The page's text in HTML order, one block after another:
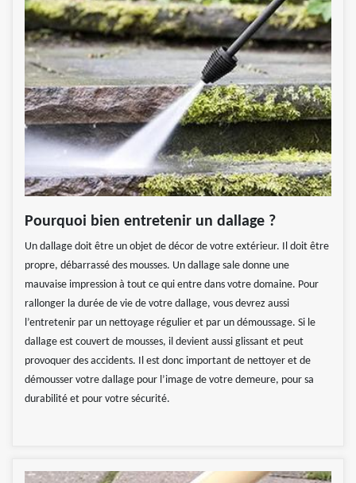
Pourquoi bien entretenir un dallage ?
Un dallage doit être un objet de décor de votre extérieur. Il doit être
propre, débarrassé des mousses. Un dallage sale donne une
mauvaise impression à tout ce qui entre dans votre domaine. Pour
rallonger la durée de vie de votre dallage, vous devrez aussi
l’entretenir par un nettoyage régulier et par un démoussage. Si le
dallage est couvert de mousses, il devient aussi glissant et peut
provoquer des accidents. Il est donc important de nettoyer et de
démousser votre dallage pour l’image de votre demeure, pour sa
durabilité et pour votre sécurité.